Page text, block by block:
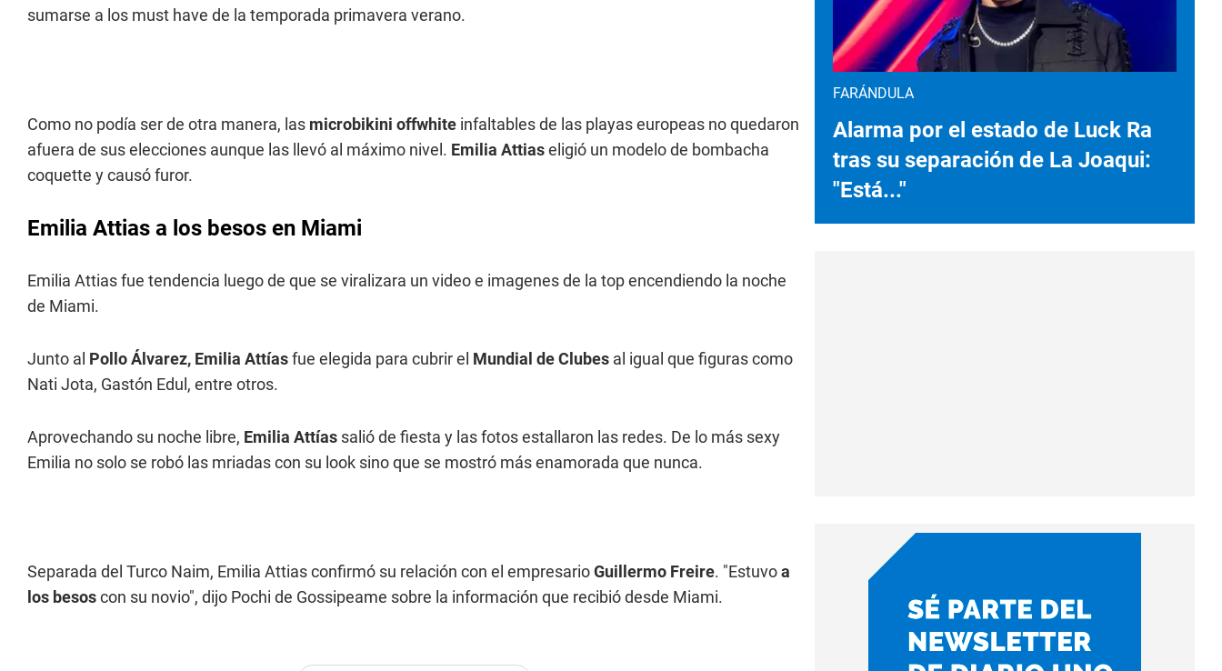
sumarse a los must have de la temporada primavera verano.
Como no podía ser de otra manera, las microbikini offwhite infaltables de las playas europeas no quedaron
afuera de sus elecciones aunque las llevó al máximo nivel. Emilia Attiaseligió un modelo de bombacha
coquette y causó furor.
Emilia Attias a los besos en Miami
Emilia Attias fue tendencia luego de que se viralizara un video e imagenes de la top encendiendo la noche
de Miami.
Junto al Pollo Álvarez, Emilia Attíasfue elegida para cubrir el Mundial de Clubes al igual que figuras como
Nati Jota, Gastón Edul, entre otros.
Aprovechando su noche libre, Emilia Attías salió de fiesta y las fotos estallaron las redes. De lo más sexy
Emilia no solo se robó las mriadas con su look sino que se mostró más enamorada que nunca.
Separada del Turco Naim, Emilia Attias confirmó su relación con el empresarioGuillermo Freire. "Estuvoa
los besoscon su novio", dijo Pochi de Gossipeame sobre la información que recibió desde Miami.
FARÁNDULA
Alarma por el estado de Luck Ra
tras su separación de La Joaqui:
"Está..."